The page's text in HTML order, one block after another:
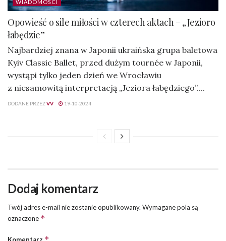
WIADOMOŚCI
Opowieść o sile miłości w czterech aktach – „Jezioro
łabędzie”
Najbardziej znana w Japonii ukraińska grupa baletowa
Kyiv Classic Ballet, przed dużym tournée w Japonii,
wystąpi tylko jeden dzień we Wrocławiu
z niesamowitą interpretacją „Jeziora łabędziego”....
DODANE PRZEZVV 19-10-2024
Dodaj komentarz
Twój adres e-mail nie zostanie opublikowany. Wymagane pola są
oznaczone *
Komentarz